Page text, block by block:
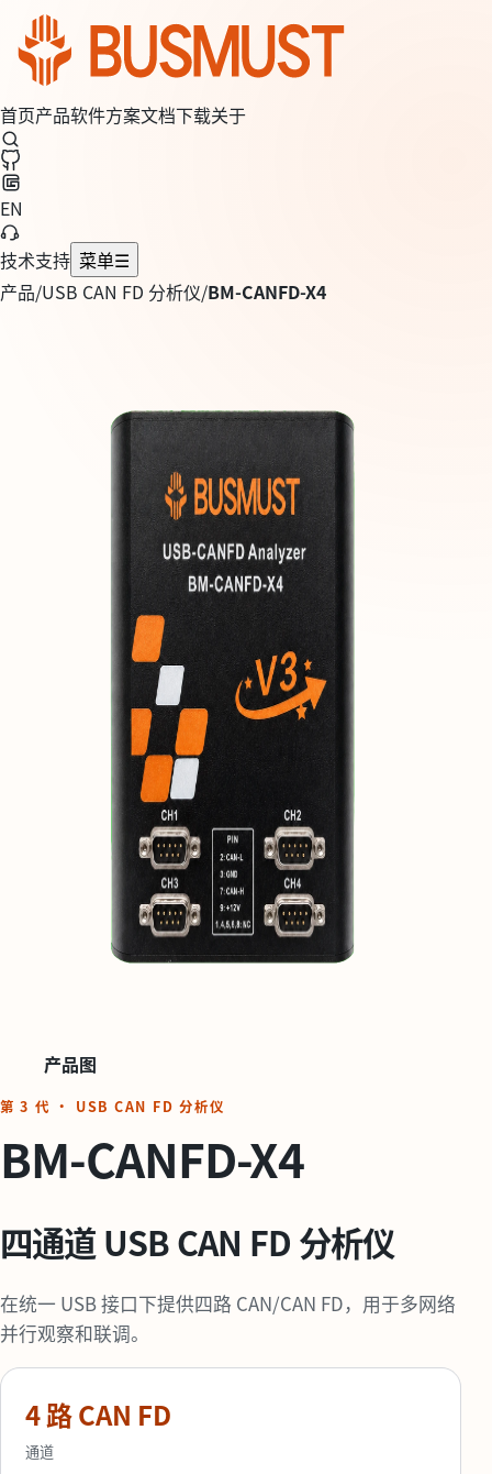
首页产品软件方案文档下载关于
EN
技术支持 菜单☰
产品/USB CAN FD 分析仪/BM-CANFD-X4
产品图
第 3 代 · USB CAN FD 分析仪
BM-CANFD-X4
四通道 USB CAN FD 分析仪
在统一 USB 接口下提供四路 CAN/CAN FD，用于多网络
并行观察和联调。
4 路 CAN FD
通道